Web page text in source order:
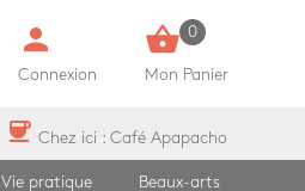
person
Connexion
shopping_basket 0
Mon Panier
coffee Chez ici : Café Apapacho
Vie pratique Beaux-arts